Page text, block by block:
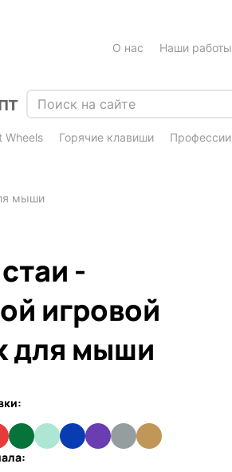
О нас Наши работы
Wheels Горячие клавиши Профессии
мыши
-
игровой
для мыши